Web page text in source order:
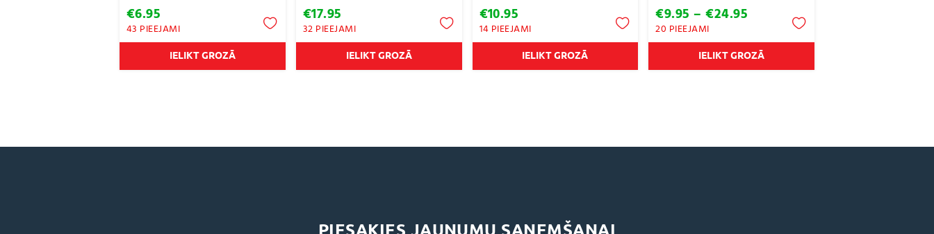
€6.95
43 PIEEJAMI
IELIKT GROZĀ
€17.95
32 PIEEJAMI
IELIKT GROZĀ
€10.95
14 PIEEJAMI
IELIKT GROZĀ
€9.95 – €24.95
€9.95
through
€24.95
20 PIEEJAMI
IELIKT GROZĀ
PIESAKIES JAUNUMU SAŅEMŠANAI